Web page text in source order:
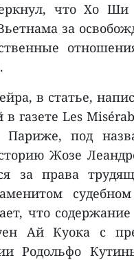
что Хо
за
в статье,
в газете Les
под
Жозе
за права
что
Ай Куока с
Родольфо